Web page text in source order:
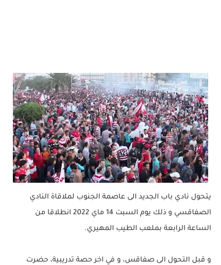
يتحول نادي باب الجديد الى عاصمة الجنوب لملاقاة النادي
الصفاقسي و ذلك يوم السبت 14 ماي 2022 انطلاقا من
الساعة الرابعة بملعب الطيب المهيري.
و قبل التحول الى صفاقس، و في اخر حصة تدريبية، حضرت